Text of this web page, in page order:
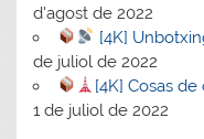
d'agost de 2022
[4K]
de juliol de 2022
[4K] Cosas
1 de juliol de 2022